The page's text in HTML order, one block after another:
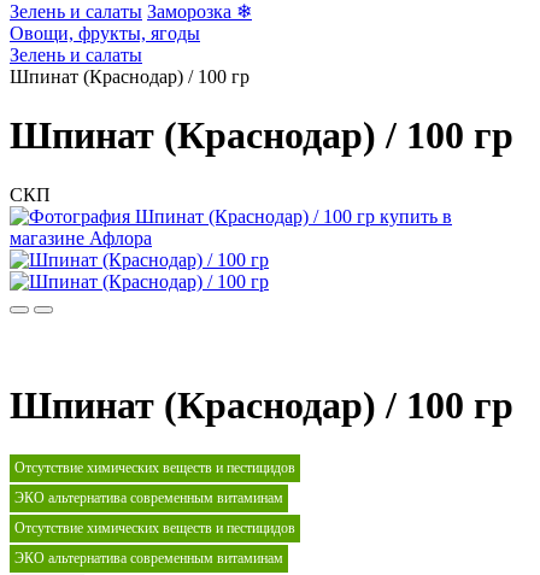
Зелень и салаты Заморозка ❄
Овощи, фрукты, ягоды
Зелень и салаты
Шпинат (Краснодар) / 100 гр
Шпинат (Краснодар) / 100 гр
СКП
Шпинат (Краснодар) / 100 гр
Отсутствие химических веществ и пестицидов
ЭКО альтернатива современным витаминам
Отсутствие химических веществ и пестицидов
ЭКО альтернатива современным витаминам